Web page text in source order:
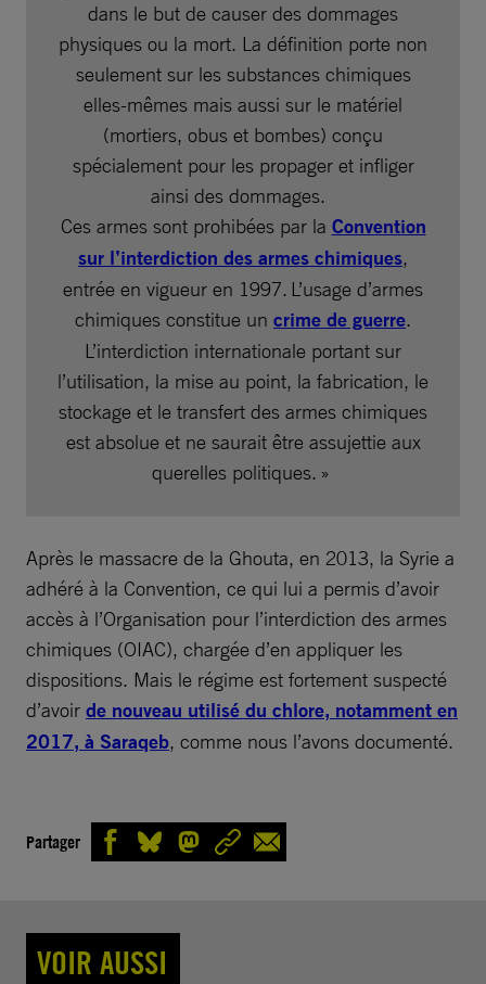
dans le but de causer des dommages
physiques ou la mort. La définition porte non
seulement sur les substances chimiques
elles-mêmes mais aussi sur le matériel
(mortiers, obus et bombes) conçu
spécialement pour les propager et infliger
ainsi des dommages.
Ces armes sont prohibées par la Convention
sur l’interdiction des armes chimiques,
entrée en vigueur en 1997. L’usage d’armes
chimiques constitue un crime de guerre.
L’interdiction internationale portant sur
l’utilisation, la mise au point, la fabrication, le
stockage et le transfert des armes chimiques
est absolue et ne saurait être assujettie aux
querelles politiques. »
Après le massacre de la Ghouta, en 2013, la Syrie a
adhéré à la Convention, ce qui lui a permis d’avoir
accès à l’Organisation pour l’interdiction des armes
chimiques (OIAC), chargée d’en appliquer les
dispositions. Mais le régime est fortement suspecté
d’avoir de nouveau utilisé du chlore, notamment en
2017, à Saraqeb, comme nous l’avons documenté.
Partager
VOIR AUSSI